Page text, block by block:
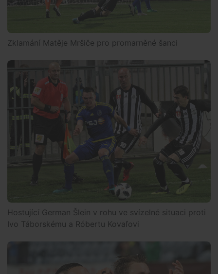
Zklamání Matěje Mršiče pro promarněné šanci
Hostující German Šlein v rohu ve svízelné situaci proti
Ivo Táborskému a Róbertu Kovaľovi